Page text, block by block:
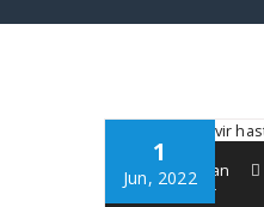
1
Jun, 2022
Babespean
Vitoria,vivir